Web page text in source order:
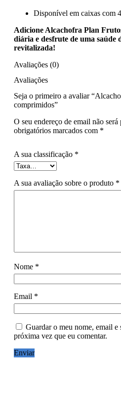
Disponível em caixas com
Adicione Alcachofra Plan
diária e desfrute de uma saúde
revitalizada!
Avaliações (0)
Avaliações
Seja o primeiro a avaliar
comprimidos”
O seu endereço de email não será
obrigatórios marcados com *
A sua classificação *
A sua avaliação sobre o produto *
Nome *
Email *
Guardar o meu nome, email e
próxima vez que eu comentar.